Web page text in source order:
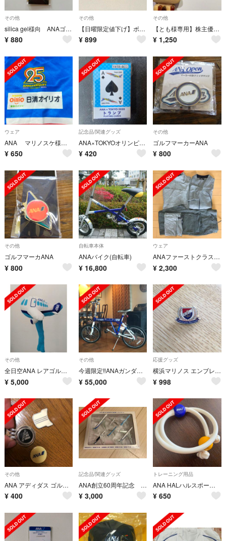
その他
silica gel様向 ANAゴルフマーカー
¥ 880
その他
【日曜限定値下げ】ボールマーカー ANA 非売品 ダイナースクラブ コラボ
¥ 899
その他
【とも様専用】株主優待割引券 1枚 2021年11月30日期限【ANA】
¥ 1,250
ウェア
ANA マリノスケ様専用
¥ 650
記念品/関連グッズ
ANA×TOKYOオリンピック2020 トランプ⭐︎
¥ 420
その他
ゴルフマーカーANA
¥ 800
その他
ゴルフマーカANA
¥ 800
自転車本体
ANAバイク(自転車)
¥ 16,800
ウェア
ANAファーストクラス 機内ウエアー3点セット
¥ 2,300
その他
全日空ANA レアゴルフヘッドカバー
¥ 5,000
その他
今週限定‼︎ANAガンダム ANA×GUNDAM 自転車
¥ 55,000
応援グッズ
横浜マリノス エンブレムバッジ
¥ 998
その他
ANA アディダス ゴルフマーカー セット
¥ 400
記念品/関連グッズ
ANA創立60周年記念 飛行機フィギュア
¥ 3,000
トレーニング用品
ANA HALハルスポーツ楽体ラクダ ストレッチゴム 姿勢矯正 機内販売品
¥ 650